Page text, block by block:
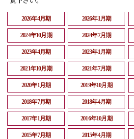
2026年4月期 2026年1月期
2024年10月期 2024年7月期
2023年4月期 2023年1月期
2021年10月期 2021年7月期
2020年1月期 2019年10月期
2018年7月期 2018年4月期
2017年1月期 2016年10月期
2015年7月期 2015年4月期